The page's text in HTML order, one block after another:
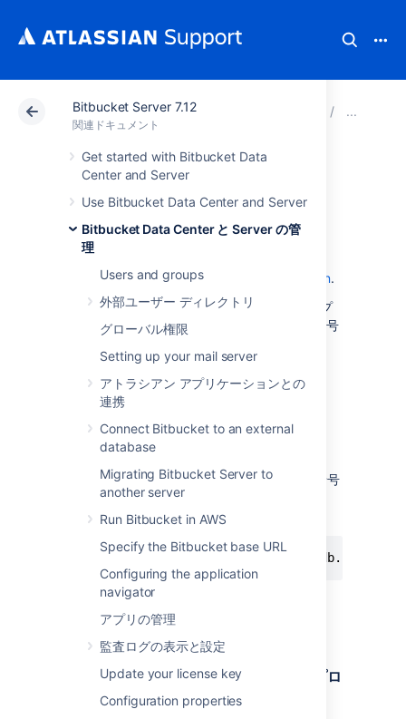
Bitbucket Server 7.12
関連ドキュメント
Get started with Bitbucket Data
Center and Server
Use Bitbucket Data Center and Server
Bitbucket Data Center と Server の管
理
Users and groups
外部ユーザー ディレクトリ
グローバル権限
Setting up your mail server
アトラシアン アプリケーションとの
連携
Connect Bitbucket to an external
database
Migrating Bitbucket Server to
another server
Run Bitbucket in AWS
Specify the Bitbucket base URL
Configuring the application
navigator
アプリの管理
監査ログの表示と設定
Update your license key
Configuration properties
アトラシアン サポート Bitbucket
基本的な暗号化
Basic encryption is one of the three ways to
encrypt database passwords in
Advanced encryptionand Custom encryption.
この方法ではデータベース パスワードのシンプ
ルな難読化を実現する手段である、Base64 暗号
ステップ 1. パスワードを暗号化する
<Bitbucket-installation-
directory>/tools/atlassian-
次のコマンドを実行してパスワードを暗号
化します。
java -cp "./*"
See optional arguments
-- silent -s
-- help -h : すべてのパラメータを含む
ヘルプ メッセージを出力します
-- mode -m: パスワード処理方法を
サンプル出力...
main DEBUG
main DEBUG
ステップ 2. 暗号化されたパスワードをプロ
パティ ファイルに追加する